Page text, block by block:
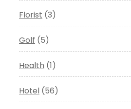
Florist (3)
Golf (5)
Health (1)
Hotel (56)